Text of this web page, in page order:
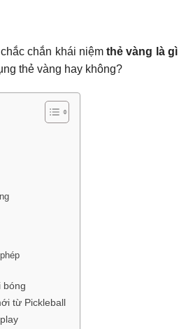
chắn khái niệmthẻ vàng là gì
thẻ vàng hay không?
bóng
từ Pickleball